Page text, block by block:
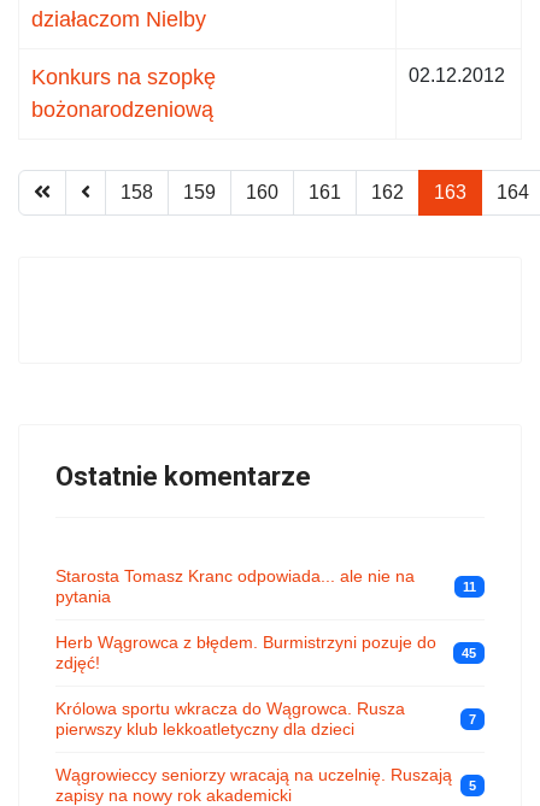
działaczom Nielby
Konkurs na szopkę
bożonarodzeniową
02.12.2012
158 159 160 161 162 163 164
Ostatnie komentarze
Starosta Tomasz Kranc odpowiada... ale nie na
pytania
11
Herb Wągrowca z błędem. Burmistrzyni pozuje do
zdjęć!
45
Królowa sportu wkracza do Wągrowca. Rusza
pierwszy klub lekkoatletyczny dla dzieci
7
Wągrowieccy seniorzy wracają na uczelnię. Ruszają
zapisy na nowy rok akademicki
5